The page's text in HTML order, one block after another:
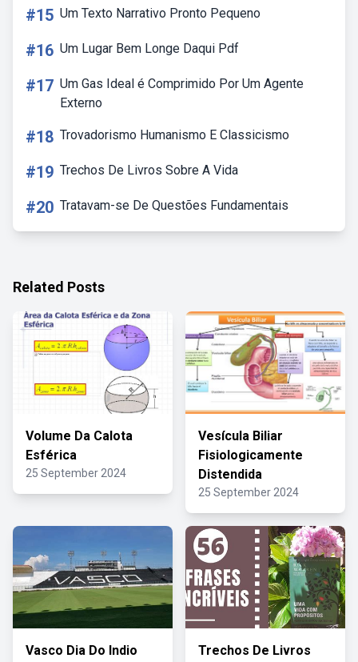
#15 Um Texto Narrativo Pronto Pequeno
#16 Um Lugar Bem Longe Daqui Pdf
#17 Um Gas Ideal é Comprimido Por Um Agente
Externo
#18 Trovadorismo Humanismo E Classicismo
#19 Trechos De Livros Sobre A Vida
#20 Tratavam-se De Questões Fundamentais
Related Posts
Volume Da Calota
Esférica
25 September 2024
Vesícula Biliar
Fisiologicamente
Distendida
25 September 2024
Vasco Dia Do Indio Trechos De Livros